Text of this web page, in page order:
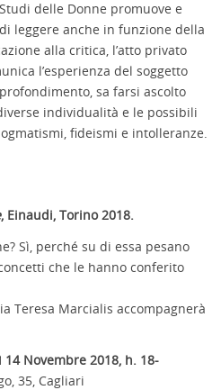
delle Donne promuove e
leggere anche in funzione della
alla critica, l’atto privato
l’esperienza del soggetto
sa farsi ascolto
individualità e le possibili
fideismi e intolleranze.
, Einaudi, Torino 2018.
Sì, perché su di essa pesano
che le hanno conferito
Teresa Marcialis accompagnerà
Novembre 2018, h. 18-
35, Cagliari